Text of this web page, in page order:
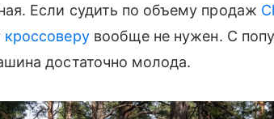
Если судить по объему продаж
кроссоверувообще не нужен. С
достаточно молода.